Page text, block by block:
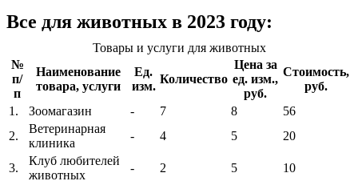
Все для животных в 2023 году:
Товары и услуги для животных
№
п/
п
Наименование
товара, услуги
Ед.
изм.
Количество
Цена за
ед. изм.,
руб.
Стоимость,
руб.
1.
Зоомагазин - 7 8
56
2.
Ветеринарная
клиника
- 4 5 20
3.
Клуб любителей
животных
- 2 5 10